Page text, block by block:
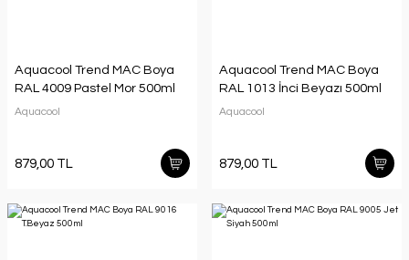
Aquacool Trend MAC Boya
RAL 4009 Pastel Mor 500ml
Aquacool
879,00 TL
Aquacool Trend MAC Boya
RAL 1013 İnci Beyazı 500ml
Aquacool
879,00 TL